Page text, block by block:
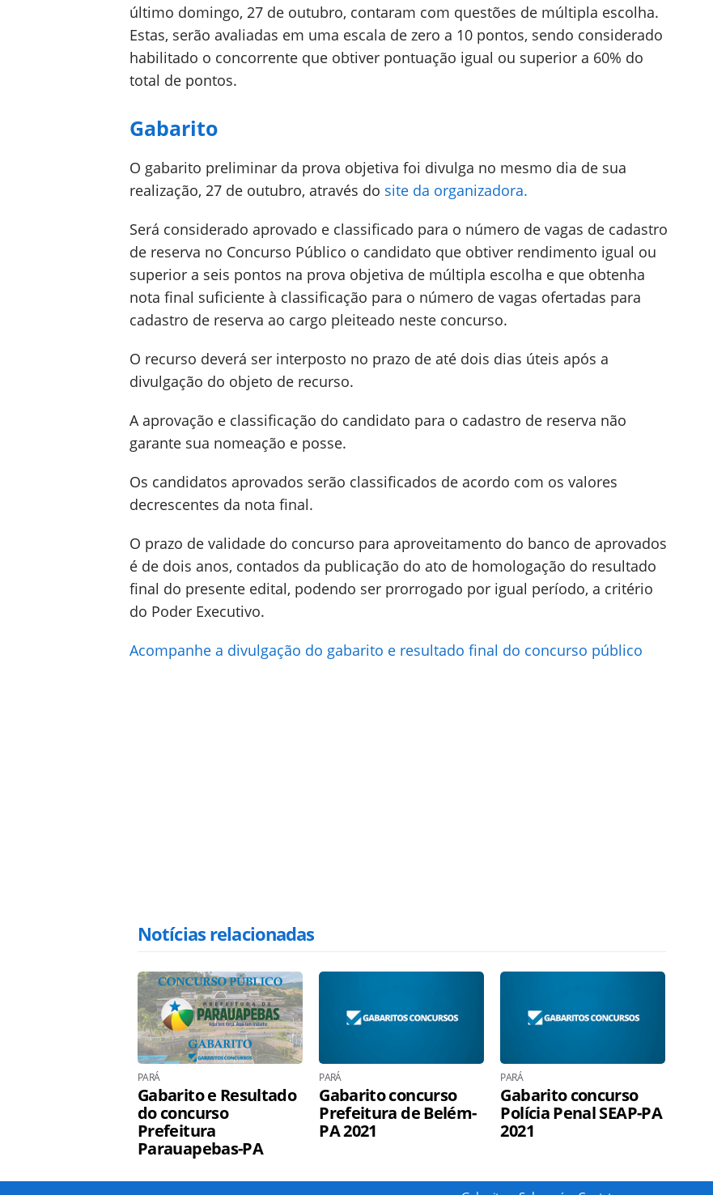
último domingo, 27 de outubro, contaram com questões de múltipla escolha.
Estas, serão avaliadas em uma escala de zero a 10 pontos, sendo considerado
habilitado o concorrente que obtiver pontuação igual ou superior a 60% do
total de pontos.
Gabarito
O gabarito preliminar da prova objetiva foi divulga no mesmo dia de sua
realização, 27 de outubro, através do site da organizadora.
Será considerado aprovado e classificado para o número de vagas de cadastro
de reserva no Concurso Público o candidato que obtiver rendimento igual ou
superior a seis pontos na prova objetiva de múltipla escolha e que obtenha
nota final suficiente à classificação para o número de vagas ofertadas para
cadastro de reserva ao cargo pleiteado neste concurso.
O recurso deverá ser interposto no prazo de até dois dias úteis após a
divulgação do objeto de recurso.
A aprovação e classificação do candidato para o cadastro de reserva não
garante sua nomeação e posse.
Os candidatos aprovados serão classificados de acordo com os valores
decrescentes da nota final.
O prazo de validade do concurso para aproveitamento do banco de aprovados
é de dois anos, contados da publicação do ato de homologação do resultado
final do presente edital, podendo ser prorrogado por igual período, a critério
do Poder Executivo.
Acompanhe a divulgação do gabarito e resultado final do concurso público
Notícias relacionadas
PARÁ
Gabarito e Resultado
do concurso
Prefeitura
Parauapebas-PA
PARÁ
Gabarito concurso
Prefeitura de Belém-
PA 2021
PARÁ
Gabarito concurso
Polícia Penal SEAP-PA
2021